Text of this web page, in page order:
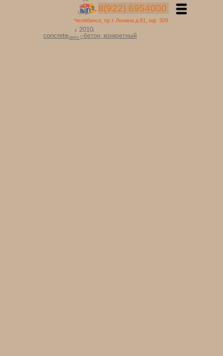
Челябинск, пр.т Ленина д.81, оф. 309
с 2010г.
concrete(англ.)-бетон, конкретный
8(922) 6954000